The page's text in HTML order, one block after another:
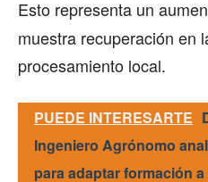
Esto representa un
muestra recuperación en
procesamiento local.
PUEDE INTERESARTE
Ingeniero Agrónomo
para adaptar formación a